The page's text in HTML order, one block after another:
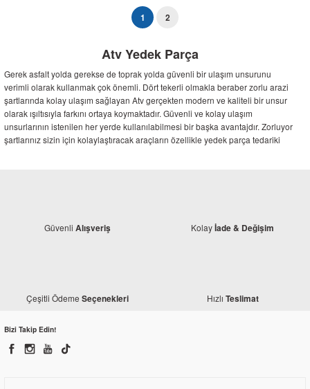
1 2
Atv Yedek Parça
Gerek asfalt yolda gerekse de toprak yolda güvenli bir ulaşım unsurunu
verimli olarak kullanmak çok önemli. Dört tekerli olmakla beraber zorlu arazi
şartlarında kolay ulaşım sağlayan Atv gerçekten modern ve kaliteli bir unsur
olarak ışıltısıyla farkını ortaya koymaktadır. Güvenli ve kolay ulaşım
unsurlarının istenilen her yerde kullanılabilmesi bir başka avantajdır. Zorluyor
şartlarınız sizin için kolaylaştıracak araçların özellikle yedek parça tedariki
temsil ediyor. Hizmet konusunda her şekilde göz kamaştırıcı özelliğini ön
ayrıcalık oluşturmaktadır.
Büyük bir dikkatle ve özenli bir şekilde üretilmiş yedek parça kalitesi
Güvenli Alışveriş Kolayİade & Değişim
Çeşitli Ödeme Seçenekleri Hızlı Teslimat
Bizi Takip Edin!